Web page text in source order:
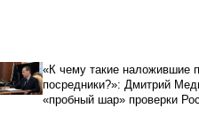
«К чему такие наложившие
посредники?»: Дмитрий
«пробный шар» проверки